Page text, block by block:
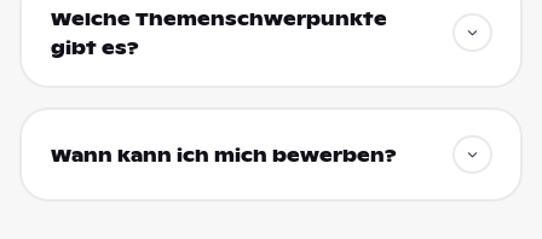
Welche Themenschwerpunkte
gibt es?
Wann kann ich mich bewerben?